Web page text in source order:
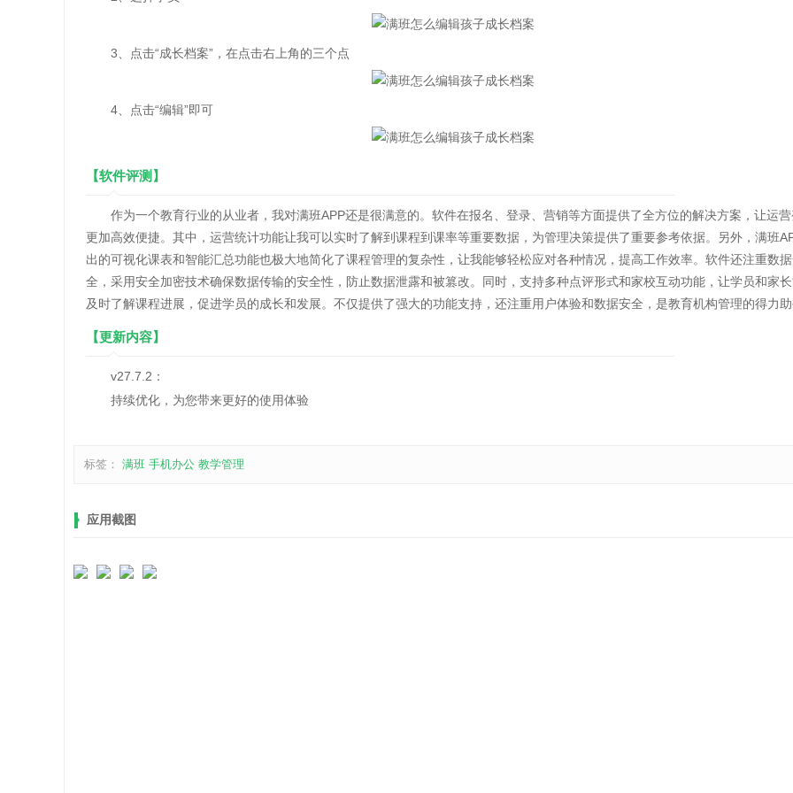
3、点击“成长档案”，在点击右上角的三个点
4、点击“编辑”即可
【软件评测】
作为一个教育行业的从业者，我对满班APP还是很满意的。软件在报名、登录、营销等方面提供了全方位的解决方案，让运
更加高效便捷。其中，运营统计功能让我可以实时了解到课程到课率等重要数据，为管理决策提供了重要参考依据。另外，满班
出的可视化课表和智能汇总功能也极大地简化了课程管理的复杂性，让我能够轻松应对各种情况，提高工作效率。软件还注重数
全，采用安全加密技术确保数据传输的安全性，防止数据泄露和被篡改。同时，支持多种点评形式和家校互动功能，让学员和家
及时了解课程进展，促进学员的成长和发展。不仅提供了强大的功能支持，还注重用户体验和数据安全，是教育机构管理的得力助
【更新内容】
v27.7.2：
持续优化，为您带来更好的使用体验
标签： 满班 手机办公 教学管理
应用截图